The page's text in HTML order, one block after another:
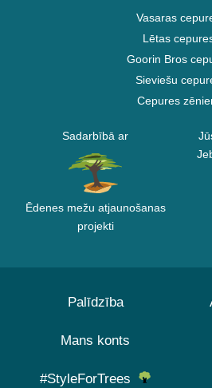
Vasaras
Lētas
Goorin Bros
Sieviešu
Cepures
Sadarbībā ar
Ēdenes mežu atjaunošanas
projekti
Palīdzība
Mans konts
#StyleForTrees